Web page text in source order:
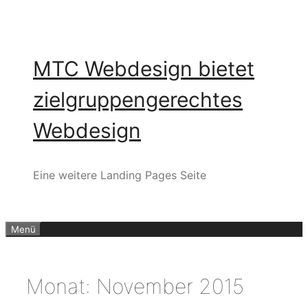
MTC Webdesign bietet
zielgruppengerechtes
Webdesign
Eine weitere Landing Pages Seite
Menü
Monat: November 2015